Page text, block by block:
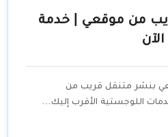
من موقعي | خدمة
بنشر متنقل قريب من
اللوجستية الأقرب إليك…